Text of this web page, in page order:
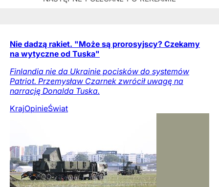
Nie dadzą rakiet. "Może są prorosyjscy? Czekamy
na wytyczne od Tuska"
Finlandia nie da Ukrainie pocisków do systemów
Patriot. Przemysław Czarnek zwrócił uwagę na
narrację Donalda Tuska.
KrajOpinieŚwiat